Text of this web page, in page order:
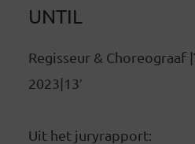
UNTIL
Regisseur & Choreograaf |
2023|13′
Uit het juryrapport: